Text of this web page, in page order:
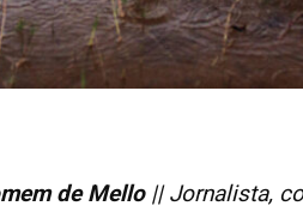
de Mello|| Jornalista,